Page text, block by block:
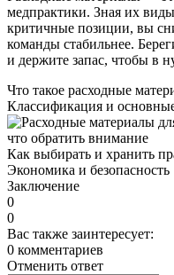
медпрактики. Зная их
критичные позиции, вы
команды стабильнее.
и держите запас, чтобы в
Что такое расходные
Классификация и
Как выбирать и хранить
Экономика и безопасность
Заключение
0
0
Вас также заинтересует:
0 комментариев
Отменить ответ